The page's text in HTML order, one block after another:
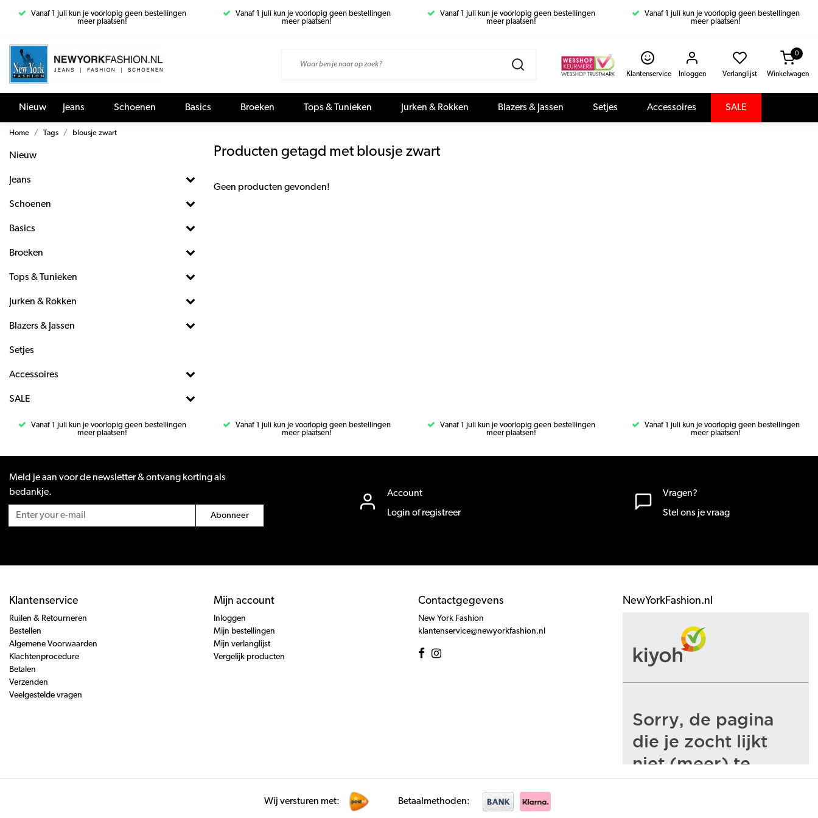
Vanaf 1 juli kun je voorlopig geen bestellingen
meer plaatsen!
Vanaf 1 juli kun je voorlopig geen bestellingen
meer plaatsen!
Vanaf 1 juli kun je voorlopig geen bestellingen
meer plaatsen!
Vanaf 1 juli kun je voorlopig geen bestellingen
meer plaatsen!
Klantenservice Inloggen Verlanglijst Winkelwagen
0
Nieuw Jeans Schoenen Basics Broeken Tops & Tunieken Jurken & Rokken Blazers & Jassen Setjes Accessoires SALE
Home Tags blousje zwart
Nieuw
Jeans
Schoenen
Basics
Broeken
Tops & Tunieken
Jurken & Rokken
Blazers & Jassen
Setjes
Accessoires
SALE
Producten getagd met blousje zwart
Geen producten gevonden!
Vanaf 1 juli kun je voorlopig geen bestellingen
meer plaatsen!
Vanaf 1 juli kun je voorlopig geen bestellingen
meer plaatsen!
Vanaf 1 juli kun je voorlopig geen bestellingen
meer plaatsen!
Vanaf 1 juli kun je voorlopig geen bestellingen
meer plaatsen!
Meld je aan voor de newsletter & ontvang korting als
bedankje.
Abonneer
Account
Login of registreer
Vragen?
Stel ons je vraag
Klantenservice
Ruilen & Retourneren
Bestellen
Algemene Voorwaarden
Klachtenprocedure
Betalen
Verzenden
Veelgestelde vragen
Mijn account
Inloggen
Mijn bestellingen
Mijn verlanglijst
Vergelijk producten
Contactgegevens
New York Fashion
klantenservice@newyorkfashion.nl
NewYorkFashion.nl
Wij versturen met: Betaalmethoden: